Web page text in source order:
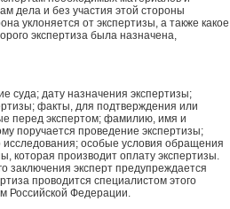
дела и без участия этой стороны
уклоняется от экспертизы, а также какое
экспертиза была назначена,
суда; дату назначения экспертизы;
факты, для подтверждения или
перед экспертом; фамилию, имя и
поручается проведение экспертизы;
особые условия обращения
которая производит оплату экспертизы.
заключения эксперт предупреждается
проводится специалистом этого
Российской Федерации.